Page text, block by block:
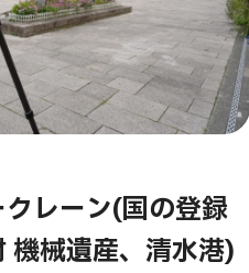
レーン(国の登録
機械遺産、清水港)